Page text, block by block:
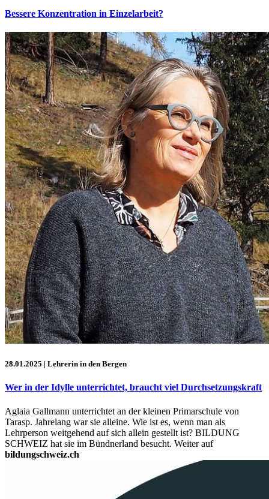
Bessere Konzentration in Einzelarbeit?
28.01.2025 | Lehrerin in den Bergen
Wer in der Idylle unterrichtet, braucht viel Durchsetzungskraft
Aglaia Gallmann unterrichtet an der kleinen Primarschule von
Tarasp. Jahrelang war sie alleine. Wie ist es, wenn man als
Lehrperson weitgehend auf sich allein gestellt ist? BILDUNG
SCHWEIZ hat sie im Bündnerland besucht. Weiter auf
bildungschweiz.ch